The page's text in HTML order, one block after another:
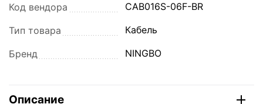
Код вендора CAB016S-06F-BR
Тип товара Кабель
Бренд NINGBO
Описание